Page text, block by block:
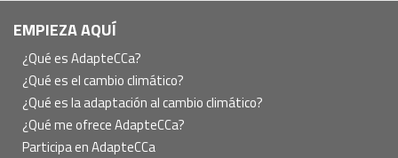
Navegación
principal
EMPIEZA AQUÍ
¿Qué es AdapteCCa?
¿Qué es el cambio climático?
¿Qué es la adaptación al cambio climático?
¿Qué me ofrece AdapteCCa?
Participa en AdapteCCa